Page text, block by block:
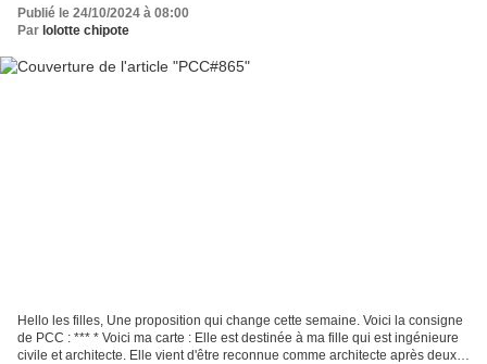
Publié le 24/10/2024 à 08:00
Par lolotte chipote
Hello les filles, Une proposition qui change cette semaine. Voici la consigne
de PCC : *** * Voici ma carte : Elle est destinée à ma fille qui est ingénieure
civile et architecte. Elle vient d'être reconnue comme architecte après deux